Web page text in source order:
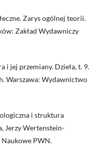
Zarys ogólnej teorii.
Zakład Wydawniczy
i jej przemiany. Dzieła, t. 9.
Warszawa: Wydawnictwo
i struktura
Jerzy Wertenstein-
PWN.